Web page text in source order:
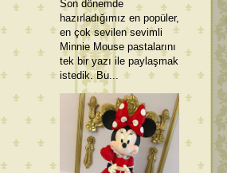
Son dönemde
hazırladığımız en popüler,
en çok sevilen sevimli
Minnie Mouse pastalarını
tek bir yazı ile paylaşmak
istedik. Bu...